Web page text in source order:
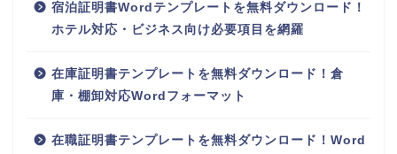
宿泊証明書Wordテンプレートを無料ダウンロード！
ホテル対応・ビジネス向け必要項目を網羅
在庫証明書テンプレートを無料ダウンロード！倉
庫・棚卸対応Wordフォーマット
在職証明書テンプレートを無料ダウンロード！Word